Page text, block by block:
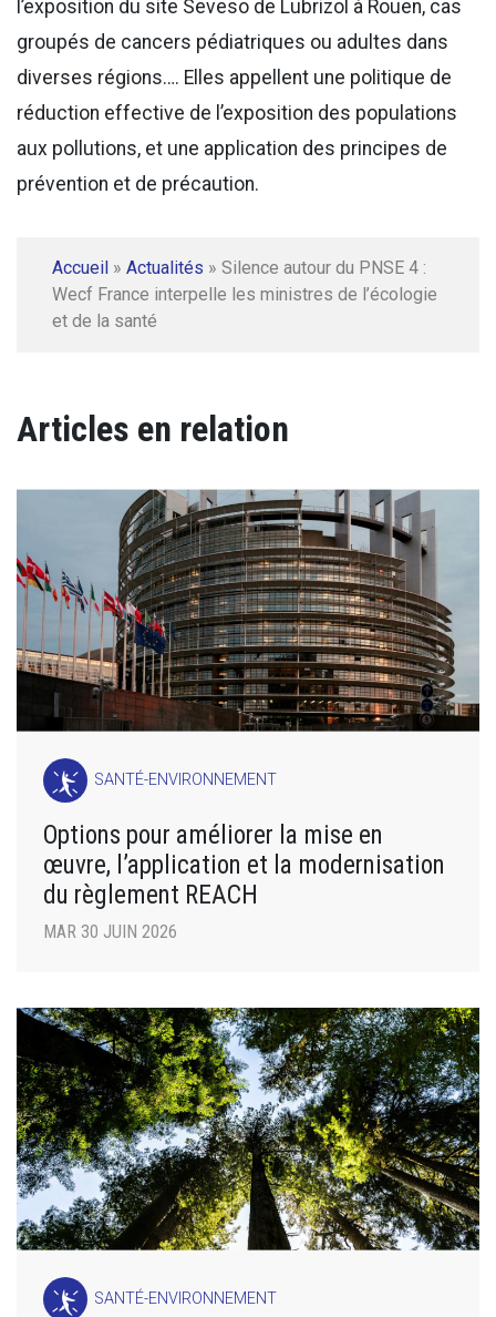
l’exposition du site Seveso de Lubrizol à Rouen, cas
groupés de cancers pédiatriques ou adultes dans
diverses régions…. Elles appellent une politique de
réduction effective de l’exposition des populations
aux pollutions, et une application des principes de
prévention et de précaution.
Accueil » Actualités » Silence autour du PNSE 4 :
Wecf France interpelle les ministres de l’écologie
et de la santé
Articles en relation
SANTÉ-ENVIRONNEMENT
Options pour améliorer la mise en
œuvre, l’application et la modernisation
du règlement REACH
MAR 30 JUIN 2026
SANTÉ-ENVIRONNEMENT